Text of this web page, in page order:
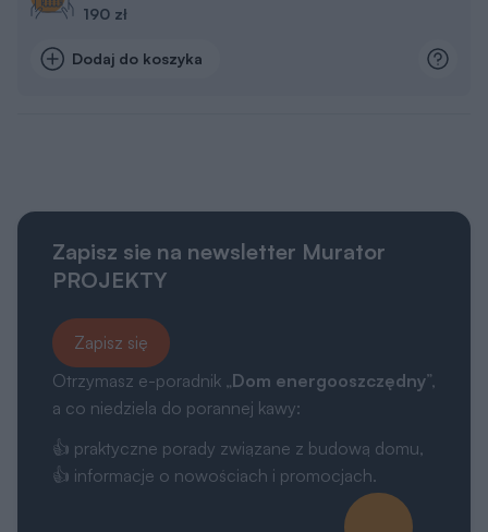
190 zł
Dodaj do koszyka
Zapisz sie na newsletter Murator
PROJEKTY
Zapisz się
Otrzymasz e-poradnik „Dom energooszczędny”,
a co niedziela do porannej kawy:
👍 praktyczne porady związane z budową domu,
👍 informacje o nowościach i promocjach.